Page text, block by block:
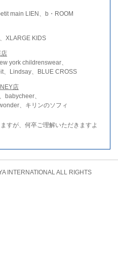
main LIEN、b・ROOM
XLARGE KIDS
店
york childrenswear、
、Lindsay、BLUE CROSS
店
babycheer、
、キリンのソフィ
すが、何卒ご理解いただきますよ